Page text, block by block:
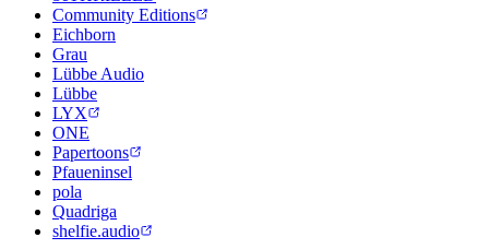
Community Editions
Eichborn
Grau
Lübbe Audio
Lübbe
LYX
ONE
Papertoons
Pfaueninsel
pola
Quadriga
shelfie.audio